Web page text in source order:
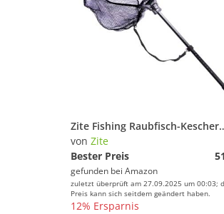
Zite Fishing Raubfisch-Kescher
von Zite
Bester Preis
gefunden bei Amazon
zuletzt überprüft am 27.09.2025 um 00:03;
Preis kann sich seitdem geändert haben.
12% Ersparnis